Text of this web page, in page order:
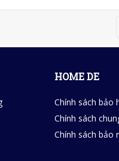
HOME DE
Chính sách bảo
Chính sách
Chính sách bảo